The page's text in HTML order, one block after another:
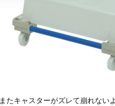
またキャスターがズレて崩れない